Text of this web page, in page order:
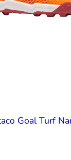
Goal Turf